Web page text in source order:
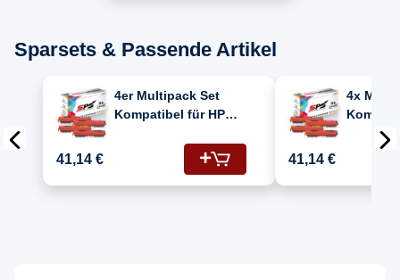
Sparsets & Passende Artikel
4er Multipack Set
Kompatibel für HP
M176DN Drucker
Toners HP 130A
CF350A Schwarz,
41,14 €
4x
176 DN
41,14 €